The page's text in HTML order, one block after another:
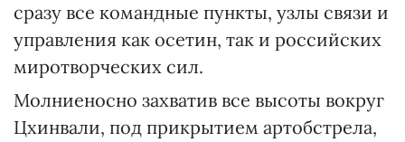
сразу все командные пункты, узлы связи и
управления как осетин, так и российских
миротворческих сил.
Молниеносно захватив все высоты вокруг
Цхинвали, под прикрытием артобстрела,